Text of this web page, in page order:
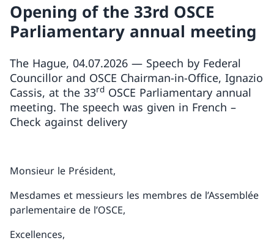
Opening of the 33rd OSCE
Parliamentary annual meeting
The Hague, 04.07.2026 — Speech by Federal
Councillor and OSCE Chairman-in-Office, Ignazio
Cassis, at the 33rd OSCE Parliamentary annual
meeting. The speech was given in French –
Check against delivery
Monsieur le Président,
Mesdames et messieurs les membres de l’Assemblée
parlementaire de l’OSCE,
Excellences,